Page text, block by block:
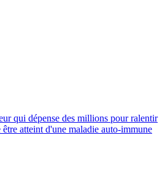
qui dépense des millions pour ralentir
atteint d'une maladie auto-immune